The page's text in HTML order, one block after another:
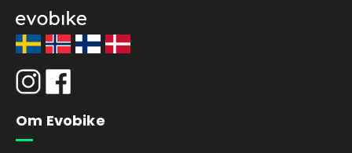
Om Evobike